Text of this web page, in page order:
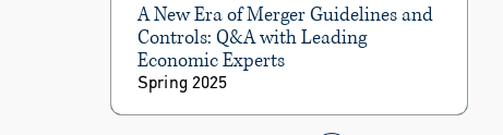
A New Era of Merger Guidelines and
Controls: Q&A with Leading
Economic Experts
Spring 2025